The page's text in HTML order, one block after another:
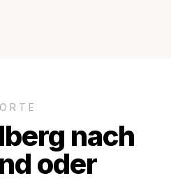
nach
oder